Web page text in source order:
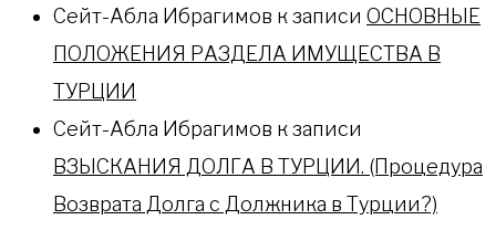
Сейт-Абла Ибрагимов к записи ОСНОВНЫЕ
ПОЛОЖЕНИЯ РАЗДЕЛА ИМУЩЕСТВА В
ТУРЦИИ
Сейт-Абла Ибрагимов к записи
ВЗЫСКАНИЯ ДОЛГА В ТУРЦИИ. (Процедура
Возврата Долга с Должника в Турции?)